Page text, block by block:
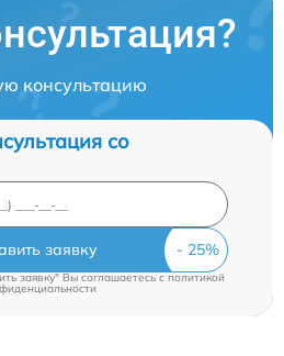
консультацию
со
заявку
заявку" Вы соглашаетесь cполитикой